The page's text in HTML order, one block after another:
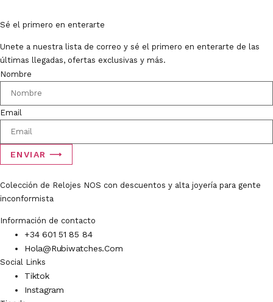
Sé el primero en enterarte
Unete a nuestra lista de correo y sé el primero en enterarte de las
últimas llegadas, ofertas exclusivas y más.
Nombre
Email
ENVIAR ⟶
Colección de Relojes NOS con descuentos y alta joyería para gente
inconformista
Información de contacto
+34 601 51 85 84
Hola@rubiwatches.com
Social Links
Tiktok
Instagram